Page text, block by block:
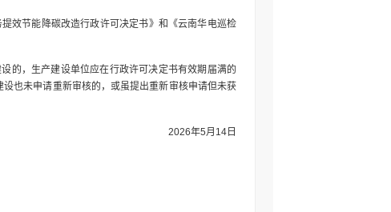
效节能降碳改造行政许可决定书》和《云南华电巡检
的，生产建设单位应在行政许可决定书有效期届满的
也未申请重新审核的，或虽提出重新审核申请但未获
2026年5月14日